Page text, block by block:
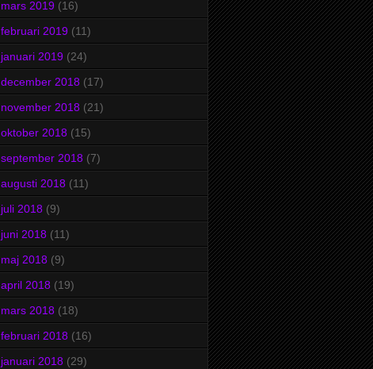
mars 2019 (16)
februari 2019 (11)
januari 2019 (24)
december 2018 (17)
november 2018 (21)
oktober 2018 (15)
september 2018 (7)
augusti 2018 (11)
juli 2018 (9)
juni 2018 (11)
maj 2018 (9)
april 2018 (19)
mars 2018 (18)
februari 2018 (16)
januari 2018 (29)